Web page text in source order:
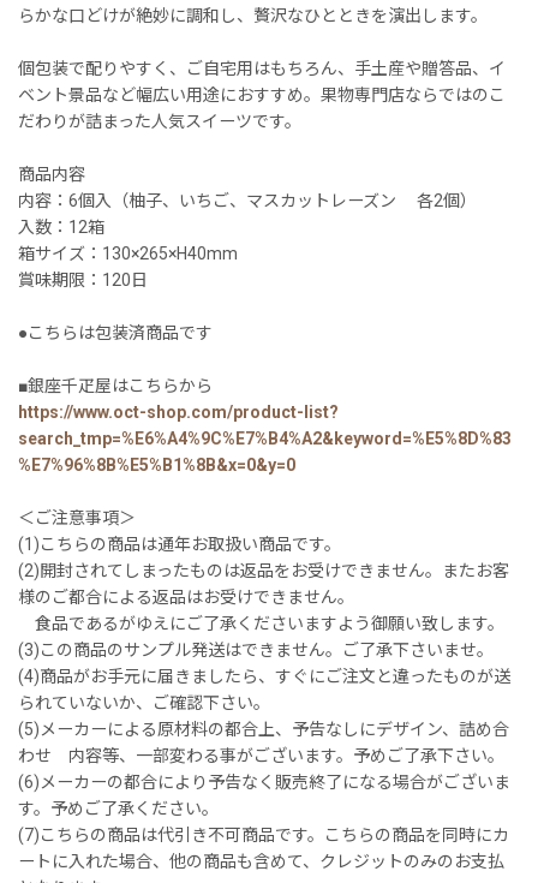
らかな口どけが絶妙に調和し、贅沢なひとときを演出します。
個包装で配りやすく、ご自宅用はもちろん、手土産や贈答品、イ
ベント景品など幅広い用途におすすめ。果物専門店ならではのこ
だわりが詰まった人気スイーツです。
商品内容
内容：6個入（柚子、いちご、マスカットレーズン 各2個）
入数：12箱
箱サイズ：130×265×H40mm
賞味期限：120日
●こちらは包装済商品です
■銀座千疋屋はこちらから
https://www.oct-shop.com/product-list?
search_tmp=%E6%A4%9C%E7%B4%A2&keyword=%E5%8D%83
%E7%96%8B%E5%B1%8B&x=0&y=0
＜ご注意事項＞
(1)こちらの商品は通年お取扱い商品です。
(2)開封されてしまったものは返品をお受けできません。またお客
様のご都合による返品はお受けできません。
食品であるがゆえにご了承くださいますよう御願い致します。
(3)この商品のサンプル発送はできません。ご了承下さいませ。
(4)商品がお手元に届きましたら、すぐにご注文と違ったものが送
られていないか、ご確認下さい。
(5)メーカーによる原材料の都合上、予告なしにデザイン、詰め合
わせ 内容等、一部変わる事がございます。予めご了承下さい。
(6)メーカーの都合により予告なく販売終了になる場合がございま
す。予めご了承ください。
(7)こちらの商品は代引き不可商品です。こちらの商品を同時にカ
ートに入れた場合、他の商品も含めて、クレジットのみのお支払